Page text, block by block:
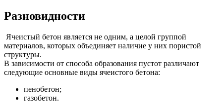
Разновидности
Ячеистый бетон является не одним, а целой группой
материалов, которых объединяет наличие у них пористой
структуры.
В зависимости от способа образования пустот различают
следующие основные виды ячеистого бетона:
пенобетон;
газобетон.